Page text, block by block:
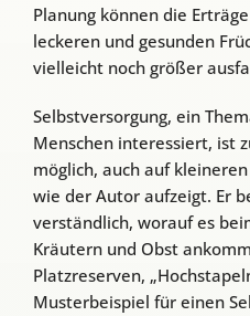
Planung können die
leckeren und gesunden
vielleicht noch größer
Selbstversorgung, ein
Menschen interessiert, ist
möglich, auch auf
wie der Autor aufzeigt. Er
verständlich, worauf es
Kräutern und Obst
Platzreserven,
Musterbeispiel für einen